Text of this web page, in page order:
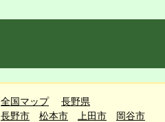
全国マップ
長野県
長野市
松本市 上田市
岡谷市